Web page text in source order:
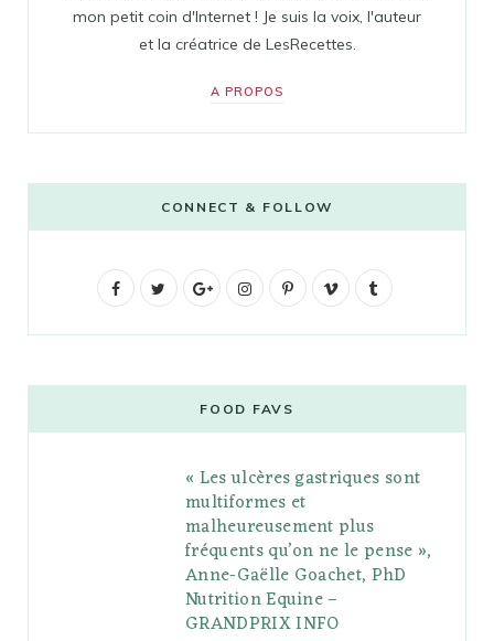
mon petit coin d'Internet ! Je suis la voix, l'auteur
et la créatrice de LesRecettes.
A PROPOS
CONNECT & FOLLOW
F
b
t
G
g
l
e
P
l
s
I
t
a
g
r
a
m
P
e
r
e
s
V
o
l
r
FOOD FAVS
« Les ulcères gastriques sont
multiformes et
malheureusement plus
fréquents qu’on ne le pense »,
Anne-Gaëlle Goachet, PhD
Nutrition Equine –
GRANDPRIX INFO